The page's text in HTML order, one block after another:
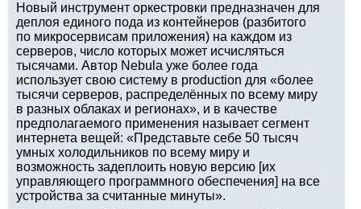
Новый инструмент оркестровки предназначен для
деплоя единого пода из контейнеров (разбитого
по микросервисам приложения) на каждом из
серверов, число которых может исчисляться
тысячами. Автор Nebula уже более года
использует свою систему в production для «более
тысячи серверов, распределённых по всему миру
в разных облаках и регионах», и в качестве
предполагаемого применения называет сегмент
интернета вещей: «Представьте себе 50 тысяч
умных холодильников по всему миру и
возможность задеплоить новую версию [их
управляющего программного обеспечения] на все
устройства за считанные минуты».